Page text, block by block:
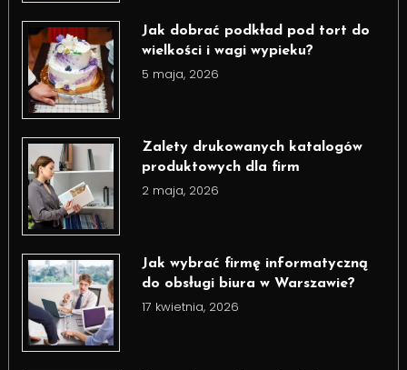
Jak dobrać podkład pod tort do
wielkości i wagi wypieku?
5 maja, 2026
Zalety drukowanych katalogów
produktowych dla firm
2 maja, 2026
Jak wybrać firmę informatyczną
do obsługi biura w Warszawie?
17 kwietnia, 2026